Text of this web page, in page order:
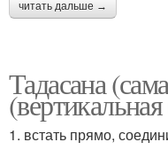
читать дальше →
Тадасана
1. встать прямо,